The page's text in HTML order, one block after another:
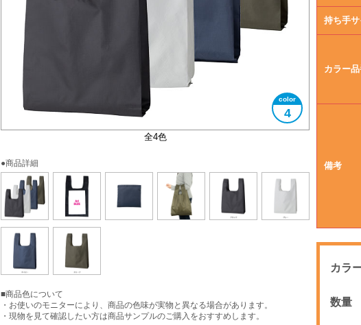
全4色
4
A4サイズ対応
コンパクトに折りたたむことができます
大きさイメージ
●商品詳細
■商品色について
・お使いのモニターにより、商品の色味が実物と異なる場合があります。
・現物を見て確認したい方は商品サンプルのご購入をおすすめします。
持ち手
カラー
備考
カラ
数量